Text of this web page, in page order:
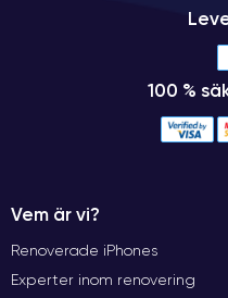
100 %
Vem är vi?
Renoverade iPhones
Experter inom renovering